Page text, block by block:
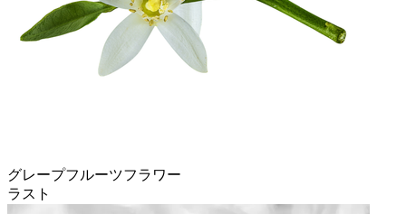
グレープフルーツフラワー
ラスト